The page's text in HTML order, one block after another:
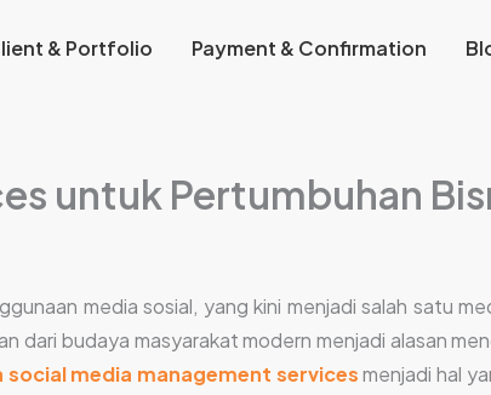
& Portfolio Payment & Confirmation
untuk Pertumbuhan
media sosial, yang kini menjadi salah satu
dari budaya masyarakat modern menjadi alasan
social media management servicesmenjadi hal